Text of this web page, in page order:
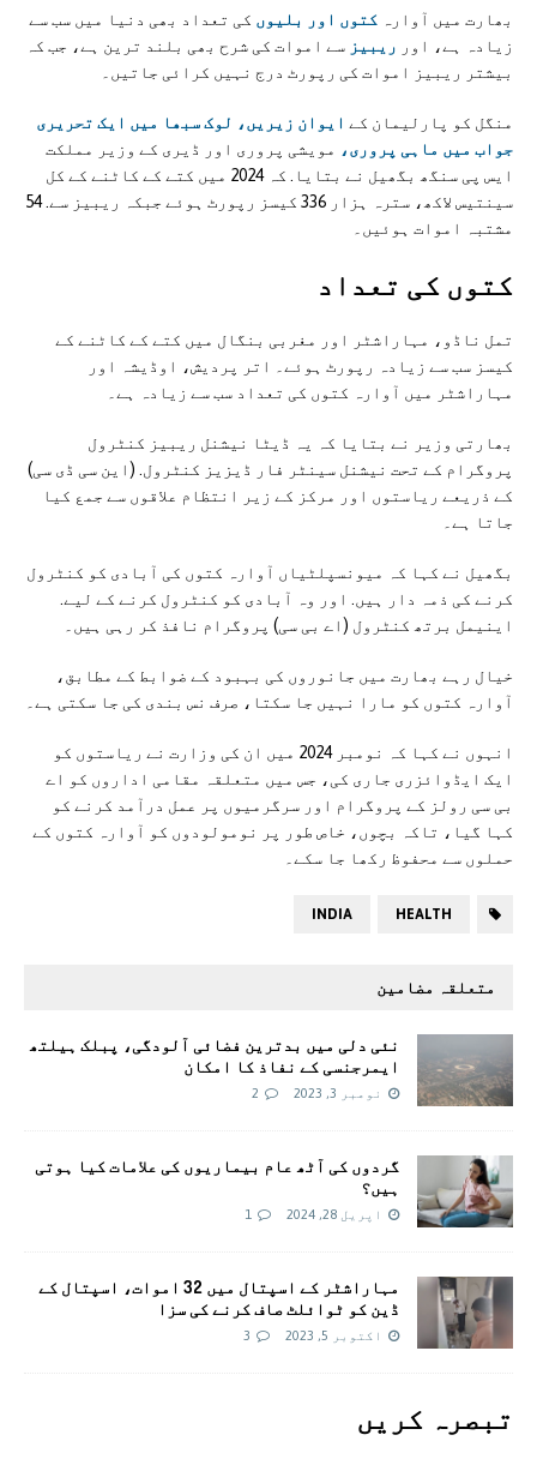
بھارت میں آوارہ کتوں اور بلیوں کی تعداد بھی دنیا میں سب سے
زیادہ ہے، اور ریبیز سے اموات کی شرح بھی بلند ترین ہے، جب کہ
بیشتر ریبیز اموات کی رپورٹ درج نہیں کرائی جاتیں۔
منگل کو پارلیمان کے ایوان زیریں، لوک سبھا میں ایک تحریری
جواب میں ماہی پروری، مویشی پروری اور ڈیری کے وزیر مملکت
ایس پی سنگھ بگھیل نے بتایا. کہ 2024 میں کتے کے کاٹنے کے کل
سینتیس لاکھ، سترہ ہزار 336 کیسز رپورٹ ہوئے جبکہ ریبیز سے. 54
مشتبہ اموات ہوئیں۔
کتوں کی تعداد
تمل ناڈو، مہاراشٹر اور مغربی بنگال میں کتے کے کاٹنے کے
کیسز سب سے زیادہ رپورٹ ہوئے۔ اتر پردیش، اوڈیشہ اور
مہاراشٹر میں آوارہ کتوں کی تعداد سب سے زیادہ ہے۔
بھارتی وزیر نے بتایا کہ یہ ڈیٹا نیشنل ریبیز کنٹرول
پروگرام کے تحت نیشنل سینٹر فار ڈیزیز کنٹرول. (این سی ڈی سی)
کے ذریعے ریاستوں اور مرکز کے زیر انتظام علاقوں سے جمع کیا
جاتا ہے۔
بگھیل نے کہا کہ میونسپلٹیاں آوارہ کتوں کی آبادی کو کنٹرول
کرنے کی ذمہ دار ہیں. اور وہ آبادی کو کنٹرول کرنے کے لیے.
اینیمل برتھ کنٹرول (اے بی سی) پروگرام نافذ کر رہی ہیں۔
خیال رہے بھارت میں جانوروں کی بہبود کے ضوابط کے مطابق،
آوارہ کتوں کو مارا نہیں جا سکتا، صرف نس بندی کی جا سکتی ہے۔
انہوں نے کہا کہ نومبر 2024 میں ان کی وزارت نے ریاستوں کو
ایک ایڈوائزری جاری کی، جس میں متعلقہ مقامی اداروں کو اے
بی سی رولز کے پروگرام اور سرگرمیوں پر عمل درآمد کرنے کو
کہا گیا، تاکہ بچوں، خاص طور پر نومولودوں کو آوارہ کتوں کے
حملوں سے محفوظ رکھا جا سکے۔
HEALTH
INDIA
متعلقہ مضامین
نئی دلی میں بدترین فضائی آلودگی، پبلک ہیلتھ
ایمرجنسی کے نفاذ کا امکان
نومبر 3, 2023 2
گردوں کی آٹھ عام بیماریوں کی علامات کیا ہوتی
ہیں؟
اپریل 28, 2024 1
مہاراشٹر کے اسپتال میں 32 اموات، اسپتال کے
ڈین کو ٹوائلٹ صاف کرنے کی سزا
اکتوبر 5, 2023 3
تبصرہ کريں